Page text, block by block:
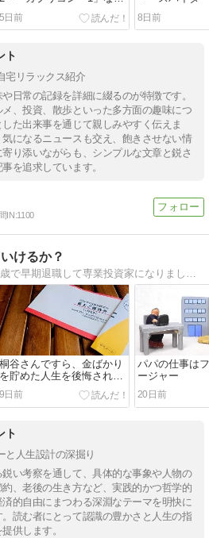
7月に観た5本
5日前
ンド・ニュー
てきた（ネタ
8日前
ト
宅リラックス紹介
日常の記録を詳細に綴るのが特徴です。
、投資、散歩といった多方面の趣味につ
た出来事を通じて親しみやすく伝えま
になるニュースも交え、飽きさせない情
り添いながらも、シンプルな文章と鋭さ
を追求しています。
IN:1100
けるか？
桐谷さんですら、金ばかり
を貯めた人生を後悔された
みたいですネ
9日前
パパの仕事は
ージャー
20日前
ト
と人生設計の深掘り
い考察を通して、具体的な事象や人物の
、老後の生き方など、実践的かつ哲学的
的自由にまつわる深淵なテーマを明快に
読む者にとって認識の豊かさと人生の指
供します。